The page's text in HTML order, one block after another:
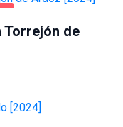
Torrejón de